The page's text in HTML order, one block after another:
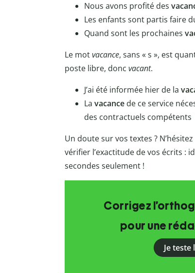
Nous avons profité des
Les enfants sont partis faire
Quand sont les prochaines
Le motvacance, sans « s », est
poste libre, donc vacant.
J’ai été informée hier de la
La vacancede ce service
des contractuels compétents
Un doute sur vos textes ?
vérifier l’exactitude de vos écrits :
secondes seulement !
Corrigez
pour une
Je